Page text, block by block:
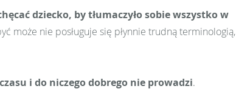
dziecko, by tłumaczyło sobie wszystko w
może nie posługuje się płynnie trudną terminologią,
i do niczego dobrego nie prowadzi.